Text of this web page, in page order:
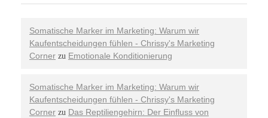
Somatische Marker im Marketing: Warum wir
Kaufentscheidungen fühlen - Chrissy's Marketing
Corner zu Emotionale Konditionierung
Somatische Marker im Marketing: Warum wir
Kaufentscheidungen fühlen - Chrissy's Marketing
Corner zu Das Reptiliengehirn: Der Einfluss von